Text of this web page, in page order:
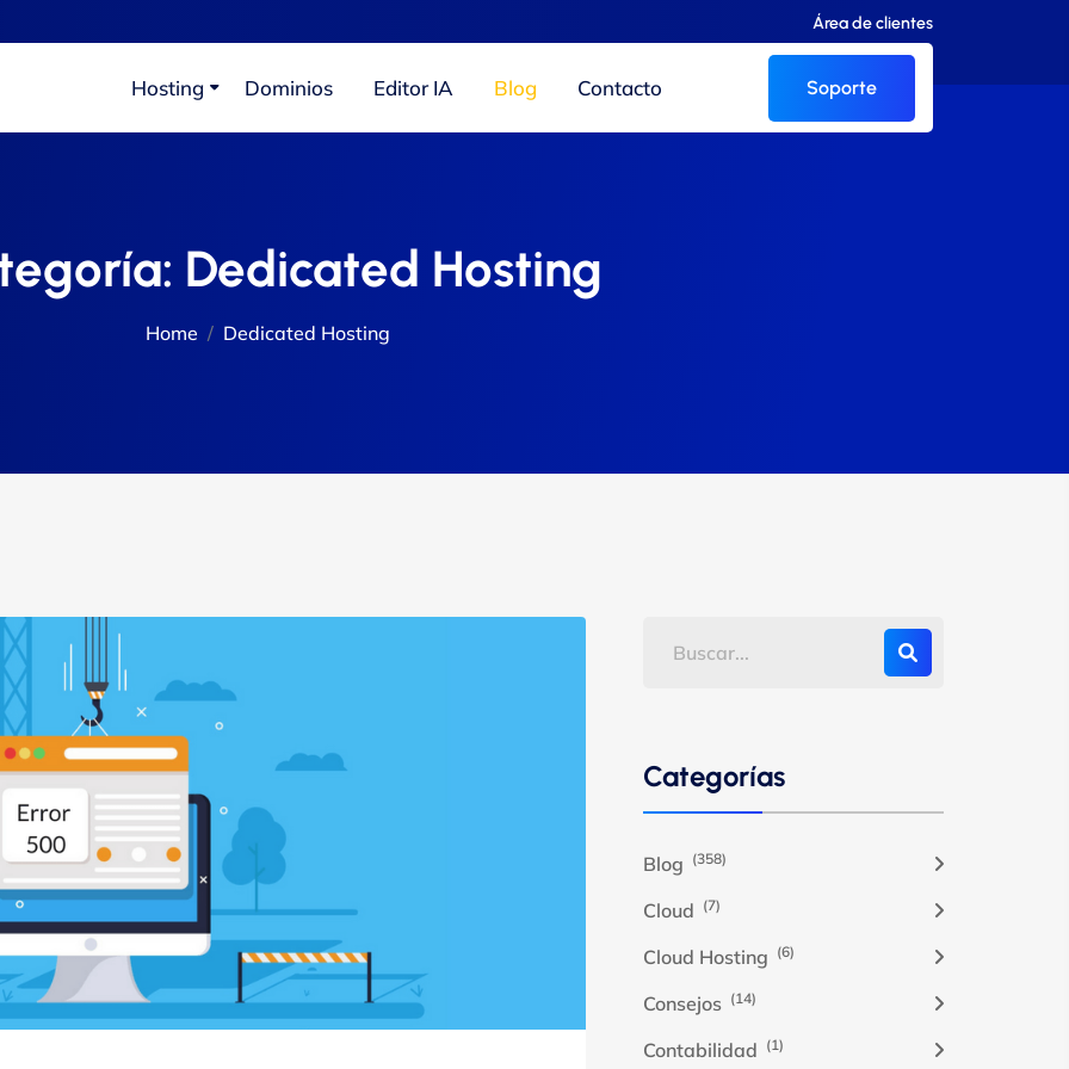
Área de clientes
Hosting Dominios Editor IA Blog Contacto Soporte
Dedicated Hosting
Home Dedicated Hosting
Categorías
Blog (358)
Cloud (7)
Cloud Hosting (6)
Consejos (14)
Contabilidad (1)